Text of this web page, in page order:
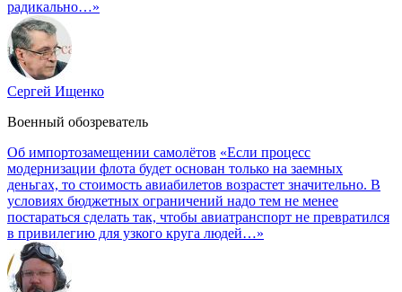
радикально…»
Сергей Ищенко
Военный обозреватель
Об импортозамещении самолётов «Если процесс
модернизации флота будет основан только на заемных
деньгах, то стоимость авиабилетов возрастет значительно. В
условиях бюджетных ограничений надо тем не менее
постараться сделать так, чтобы авиатранспорт не превратился
в привилегию для узкого круга людей…»